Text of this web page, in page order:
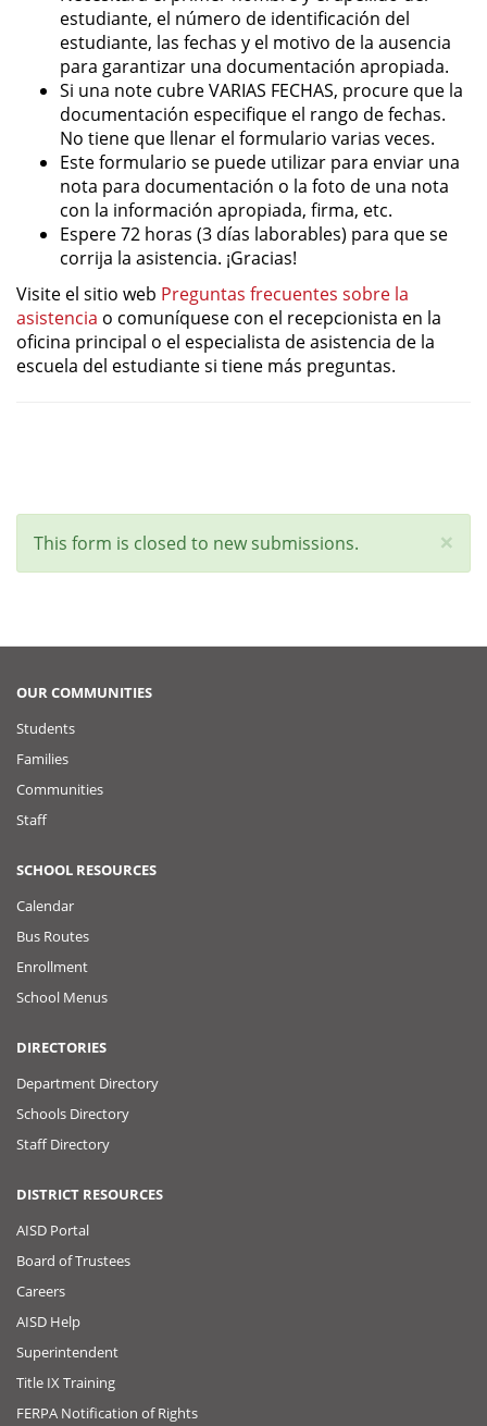
estudiante, el número de identificación del
estudiante, las fechas y el motivo de la ausencia
para garantizar una documentación apropiada.
Si una note cubre VARIAS FECHAS, procure que la
documentación especifique el rango de fechas.
No tiene que llenar el formulario varias veces.
Este formulario se puede utilizar para enviar una
nota para documentación o la foto de una nota
con la información apropiada, firma, etc.
Espere 72 horas (3 días laborables) para que se
corrija la asistencia. ¡Gracias!
Visite el sitio web Preguntas frecuentes sobre la
asistencia o comuníquese con el recepcionista en la
oficina principal o el especialista de asistencia de la
escuela del estudiante si tiene más preguntas.
×
Status
message
This form is closed to new submissions.
OUR COMMUNITIES
Students
Families
Communities
Staff
SCHOOL RESOURCES
Calendar
Bus Routes
Enrollment
School Menus
DIRECTORIES
Department Directory
Schools Directory
Staff Directory
DISTRICT RESOURCES
AISD Portal
Board of Trustees
Careers
AISD Help
Superintendent
Title IX Training
FERPA Notification of Rights